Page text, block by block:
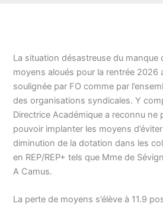
La situation désastreuse du manque
moyens aloués pour la rentrée 2026
soulignée par FO comme par
des organisations syndicales. Y
Directrice Académique a reconnu ne
pouvoir implanter les moyens
diminution de la dotation dans les
en REP/REP+ tels que Mme de
A Camus.
La perte de moyens s’élève à 11.9